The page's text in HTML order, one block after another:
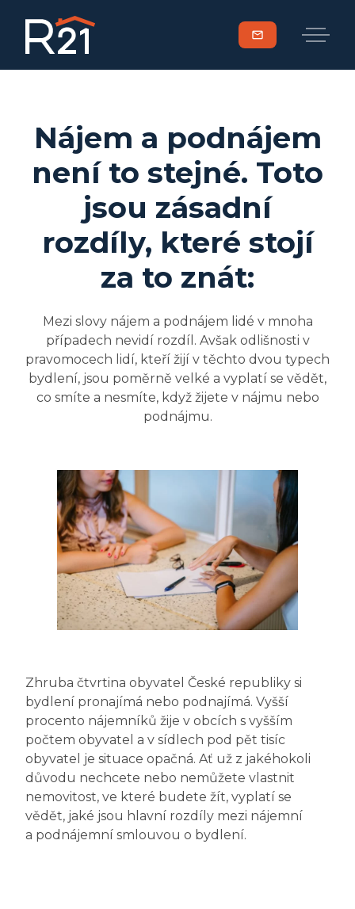
mail
Nájem a podnájem
není to stejné. Toto
jsou zásadní
rozdíly, které stojí
za to znát:
Mezi slovy nájem a podnájem lidé v mnoha
případech nevidí rozdíl. Avšak odlišnosti v
pravomocech lidí, kteří žijí v těchto dvou typech
bydlení, jsou poměrně velké a vyplatí se vědět,
co smíte a nesmíte, když žijete v nájmu nebo
podnájmu.
Zhruba čtvrtina obyvatel České republiky si
bydlení pronajímá nebo podnajímá. Vyšší
procento nájemníků žije v obcích s vyšším
počtem obyvatel a v sídlech pod pět tisíc
obyvatel je situace opačná. Ať už z jakéhokoli
důvodu nechcete nebo nemůžete vlastnit
nemovitost, ve které budete žít, vyplatí se
vědět, jaké jsou hlavní rozdíly mezi nájemní
a podnájemní smlouvou o bydlení.